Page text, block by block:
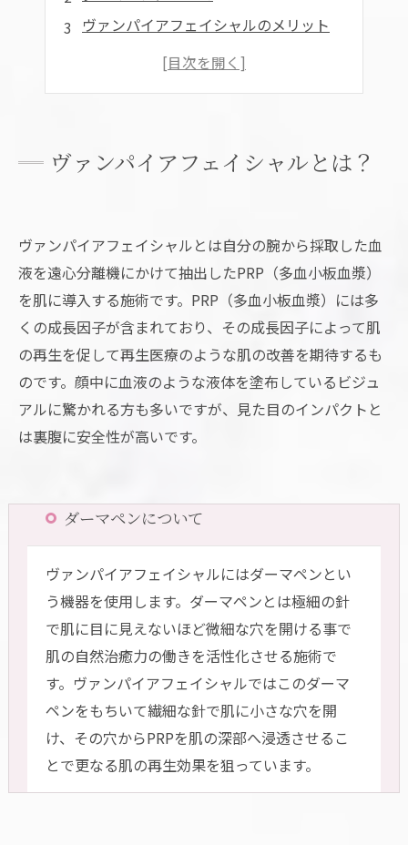
ヴァンパイアフェイシャルのメリット
ヴァンパイアフェイシャルのデメリット
ヴァンパイアフェイシャルとは？
ヴァンパイアフェイシャルとは自分の腕から採取した血
液を遠心分離機にかけて抽出したPRP（多血小板血漿）
を肌に導入する施術です。PRP（多血小板血漿）には多
くの成長因子が含まれており、その成長因子によって肌
の再生を促して再生医療のような肌の改善を期待するも
のです。顔中に血液のような液体を塗布しているビジュ
アルに驚かれる方も多いですが、見た目のインパクトと
は裏腹に安全性が高いです。
ダーマペンについて
ヴァンパイアフェイシャルにはダーマペンとい
う機器を使用します。ダーマペンとは極細の針
で肌に目に見えないほど微細な穴を開ける事で
肌の自然治癒力の働きを活性化させる施術で
す。ヴァンパイアフェイシャルではこのダーマ
ペンをもちいて繊細な針で肌に小さな穴を開
け、その穴からPRPを肌の深部へ浸透させるこ
とで更なる肌の再生効果を狙っています。